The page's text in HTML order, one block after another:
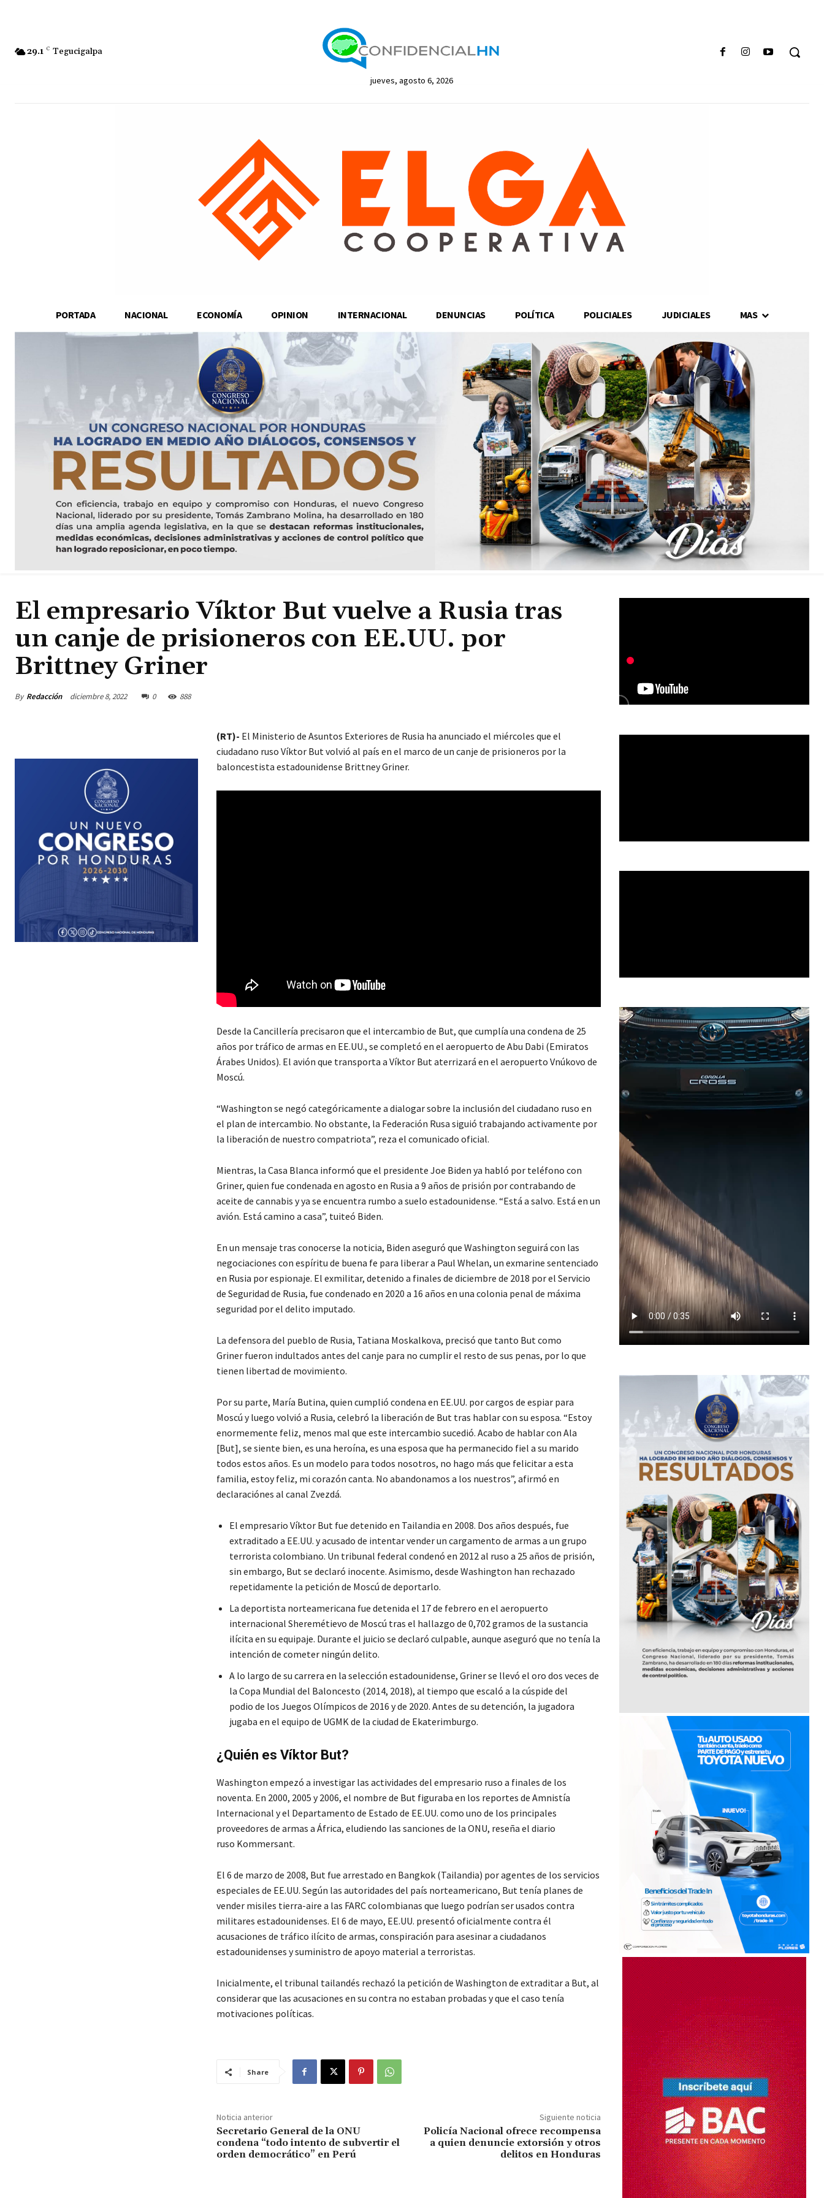
29.1 C Tegucigalpa
jueves, agosto 6, 2026
PORTADA NACIONAL ECONOMÍA OPINION INTERNACIONAL DENUNCIAS POLÍTICA POLICIALES JUDICIALES MAS
El empresario Víktor But vuelve a Rusia tras
un canje de prisioneros con EE.UU. por
Brittney Griner
By Redacción diciembre 8, 2022 0 888
(RT)- El Ministerio de Asuntos Exteriores de Rusia ha anunciado el miércoles que el
ciudadano ruso Víktor But volvió al país en el marco de un canje de prisioneros por la
baloncestista estadounidense Brittney Griner.
Desde la Cancillería precisaron que el intercambio de But, que cumplía una condena de 25
años por tráfico de armas en EE.UU., se completó en el aeropuerto de Abu Dabi (Emiratos
Árabes Unidos). El avión que transporta a Víktor But aterrizará en el aeropuerto Vnúkovo de
Moscú.
“Washington se negó categóricamente a dialogar sobre la inclusión del ciudadano ruso en
el plan de intercambio. No obstante, la Federación Rusa siguió trabajando activamente por
la liberación de nuestro compatriota”, reza el comunicado oficial.
Mientras, la Casa Blanca informó que el presidente Joe Biden ya habló por teléfono con
Griner, quien fue condenada en agosto en Rusia a 9 años de prisión por contrabando de
aceite de cannabis y ya se encuentra rumbo a suelo estadounidense. “Está a salvo. Está en un
avión. Está camino a casa”, tuiteó Biden.
En un mensaje tras conocerse la noticia, Biden aseguró que Washington seguirá con las
negociaciones con espíritu de buena fe para liberar a Paul Whelan, un exmarine sentenciado
en Rusia por espionaje. El exmilitar, detenido a finales de diciembre de 2018 por el Servicio
de Seguridad de Rusia, fue condenado en 2020 a 16 años en una colonia penal de máxima
seguridad por el delito imputado.
La defensora del pueblo de Rusia, Tatiana Moskalkova, precisó que tanto But como
Griner fueron indultados antes del canje para no cumplir el resto de sus penas, por lo que
tienen libertad de movimiento.
Por su parte, María Butina, quien cumplió condena en EE.UU. por cargos de espiar para
Moscú y luego volvió a Rusia, celebró la liberación de But tras hablar con su esposa. “Estoy
enormemente feliz, menos mal que este intercambio sucedió. Acabo de hablar con Ala
[But], se siente bien, es una heroína, es una esposa que ha permanecido fiel a su marido
todos estos años. Es un modelo para todos nosotros, no hago más que felicitar a esta
familia, estoy feliz, mi corazón canta. No abandonamos a los nuestros”, afirmó en
declaraciónes al canal Zvezdá.
El empresario Víktor But fue detenido en Tailandia en 2008. Dos años después, fue
extraditado a EE.UU. y acusado de intentar vender un cargamento de armas a un grupo
terrorista colombiano. Un tribunal federal condenó en 2012 al ruso a 25 años de prisión,
sin embargo, But se declaró inocente. Asimismo, desde Washington han rechazado
repetidamente la petición de Moscú de deportarlo.
La deportista norteamericana fue detenida el 17 de febrero en el aeropuerto
internacional Sheremétievo de Moscú tras el hallazgo de 0,702 gramos de la sustancia
ilícita en su equipaje. Durante el juicio se declaró culpable, aunque aseguró que no tenía la
intención de cometer ningún delito.
A lo largo de su carrera en la selección estadounidense, Griner se llevó el oro dos veces de
la Copa Mundial del Baloncesto (2014, 2018), al tiempo que escaló a la cúspide del
podio de los Juegos Olímpicos de 2016 y de 2020. Antes de su detención, la jugadora
jugaba en el equipo de UGMK de la ciudad de Ekaterimburgo.
¿Quién es Víktor But?
Washington empezó a investigar las actividades del empresario ruso a finales de los
noventa. En 2000, 2005 y 2006, el nombre de But figuraba en los reportes de Amnistía
Internacional y el Departamento de Estado de EE.UU. como uno de los principales
proveedores de armas a África, eludiendo las sanciones de la ONU, reseña el diario
ruso Kommersant.
El 6 de marzo de 2008, But fue arrestado en Bangkok (Tailandia) por agentes de los servicios
especiales de EE.UU. Según las autoridades del país norteamericano, But tenía planes de
vender misiles tierra-aire a las FARC colombianas que luego podrían ser usados contra
militares estadounidenses. El 6 de mayo, EE.UU. presentó oficialmente contra él
acusaciones de tráfico ilícito de armas, conspiración para asesinar a ciudadanos
estadounidenses y suministro de apoyo material a terroristas.
Inicialmente, el tribunal tailandés rechazó la petición de Washington de extraditar a But, al
considerar que las acusaciones en su contra no estaban probadas y que el caso tenía
motivaciones políticas.
Share
Noticia anterior
Secretario General de la ONU
condena “todo intento de subvertir el
orden democrático” en Perú
Siguiente noticia
Policía Nacional ofrece recompensa
a quien denuncie extorsión y otros
delitos en Honduras